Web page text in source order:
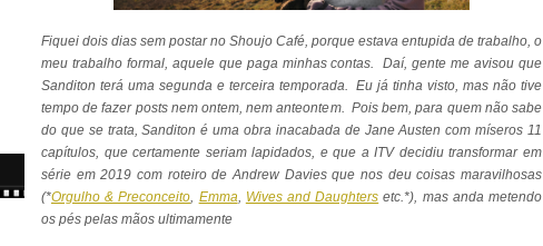
Fiquei dois dias sem postar no Shoujo Café, porque estava entupida de trabalho, o
meu trabalho formal, aquele que paga minhas contas. Daí, gente me avisou que
Sanditon terá uma segunda e terceira temporada. Eu já tinha visto, mas não tive
tempo de fazer posts nem ontem, nem anteontem. Pois bem, para quem não sabe
do que se trata, Sanditon é uma obra inacabada de Jane Austen com míseros 11
capítulos, que certamente seriam lapidados, e que a ITV decidiu transformar em
série em 2019 com roteiro de Andrew Davies que nos deu coisas maravilhosas
(*Orgulho & Preconceito, Emma, Wives and Daughters etc.*), mas anda metendo
os pés pelas mãos ultimamente